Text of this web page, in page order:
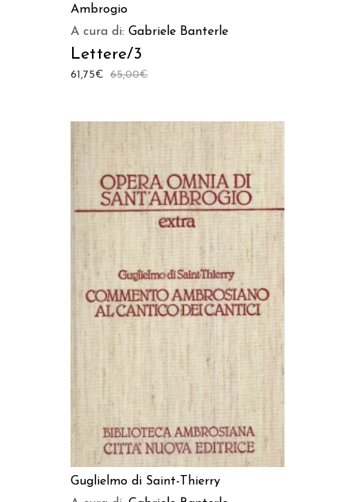
Ambrogio
A cura di: Gabriele Banterle
Lettere/3
65,00€
61,75€
AGGIUNGI AL CARRELLO
Guglielmo di Saint-Thierry